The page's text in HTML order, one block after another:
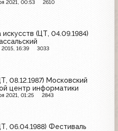
2021, 00:53 2610
(ЦТ, 04.09.1984)
16:39 3033
08.12.1987) Московский
центр информатики
2021, 01:25 2843
06.04.1988) Фестиваль